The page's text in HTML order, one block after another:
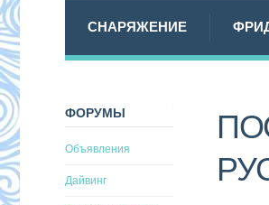
СНАРЯЖЕНИЕ
ФОРУМЫ
Объявления
Дайвинг